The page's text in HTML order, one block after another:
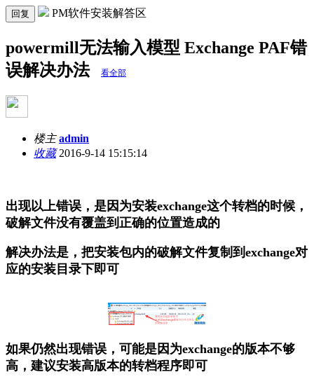
回复 PM软件安装解答区
powermill无法输入模型 Exchange PAF错
误解决办法
看全部
楼主 admin
收藏2016-9-14 15:15:14
出现以上错误，是因为安装exchange这个转档的时候，
破解文件没有覆盖到正确的位置造成的
解决办法是，把安装包内的破解文件复制到exchange对
应的安装目录下即可
如果仍然出现错误，可能是因为exchange的版本不够
高，建议安装高版本的转档程序即可